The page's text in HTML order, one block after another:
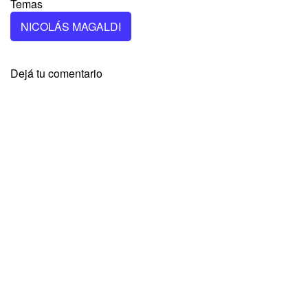
Temas
NICOLÁS MAGALDI
Dejá tu comentario